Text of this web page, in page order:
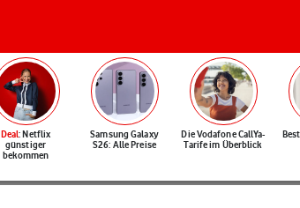
Deal: Netflix
günstiger
bekommen
Samsung Galaxy
S26: Alle Preise
Die Vodafone CallYa-
Tarife im Überblick